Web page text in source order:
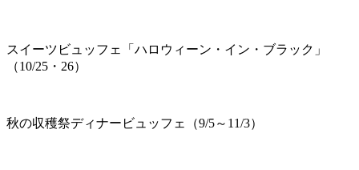
スイーツビュッフェ「ハロウィーン・イン・ブラック」
（10/25・26）
秋の収穫祭ディナービュッフェ（9/5～11/3）